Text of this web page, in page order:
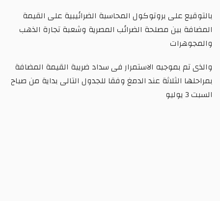
بالتوقيع على بروتوكول المحاسبة الضرائيبية على القيمة
المضافة بين مصلحة الضرائب المصرية وشعبة تجارة الذهب
والمجوهرات
والذى تم بموجبه الاستمرار فى سداد ضريبة القيمة المضافة
بمراحلها الثلاثة عند الدمغ وفقا للجدول التالى بداية من صباح
السبت 3 يوليو